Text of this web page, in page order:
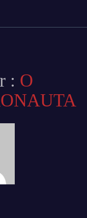
: O